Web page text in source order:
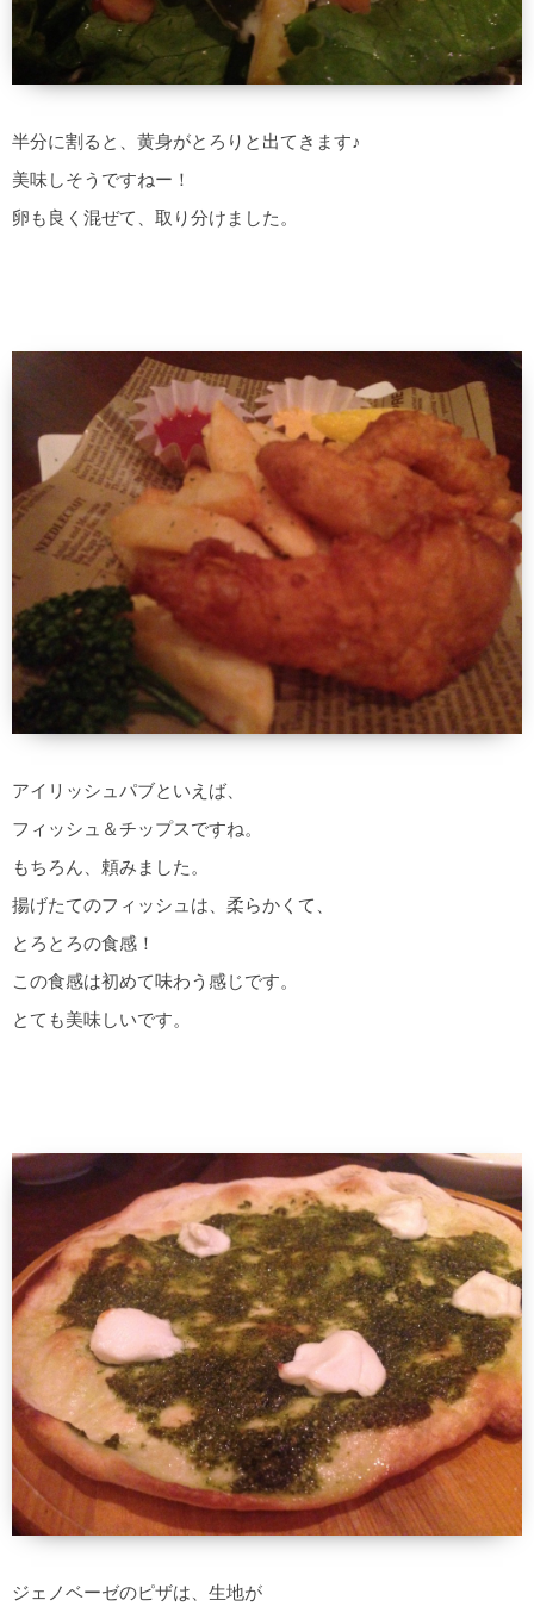
半分に割ると、黄身がとろりと出てきます♪
美味しそうですねー！
卵も良く混ぜて、取り分けました。
アイリッシュパブといえば、
フィッシュ＆チップスですね。
もちろん、頼みました。
揚げたてのフィッシュは、柔らかくて、
とろとろの食感！
この食感は初めて味わう感じです。
とても美味しいです。
ジェノベーゼのピザは、生地が